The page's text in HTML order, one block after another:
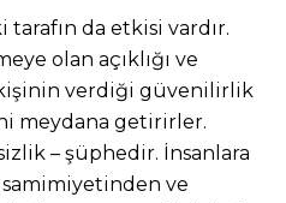
da etkisi vardır.
olan açıklığı ve
verdiği güvenilirlik
meydana getirirler.
– şüphedir. İnsanlara
ve